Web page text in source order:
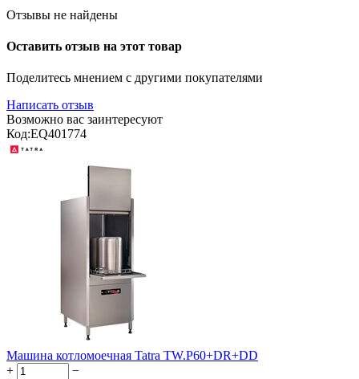
Отзывы не найдены
Оставить отзыв на этот товар
Поделитесь мнением с другими покупателями
Написать отзыв
Возможно вас заинтересуют
Код:EQ401774
Машина котломоечная Tatra TW.P60+DR+DD
+
−